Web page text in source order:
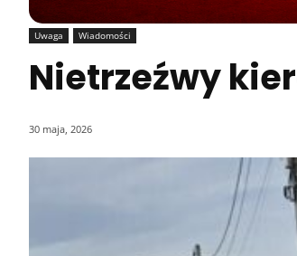
Uwaga Wiadomości
Nietrzeźwy
30 maja, 2026